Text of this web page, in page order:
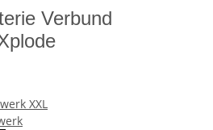
Verbund
XXL